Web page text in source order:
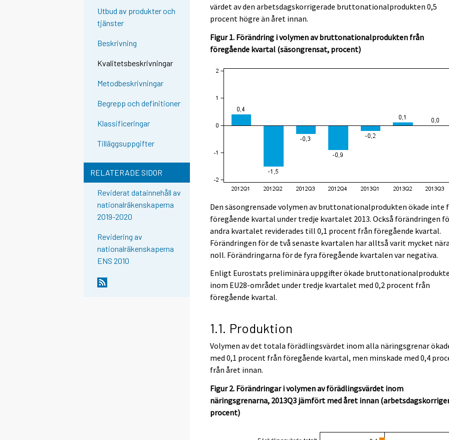
Utbud av produkter och
tjänster
Beskrivning
Kvalitetsbeskrivningar
Metodbeskrivningar
Begrepp och definitioner
Klassificeringar
Tilläggsuppgifter
RELATERADE SIDOR
Reviderat datainnehåll av
nationalräkenskaperna
2019-2020
Revidering av
nationalräkenskaperna
ENS 2010
värdet av den arbetsdagskorrigerade bruttonationalprodukten 0,5
procent högre än året innan.
Figur 1. Förändring i volymen av bruttonationalprodukten från
föregående kvartal (säsongrensat, procent)
Den säsongrensade volymen av bruttonationalprodukten ökade inte
föregående kvartal under tredje kvartalet 2013. Också förändringen
andra kvartalet reviderades till 0,1 procent från föregående kvartal.
Förändringen för de två senaste kvartalen har alltså varit mycket
noll. Förändringarna för de fyra föregående kvartalen var negativa.
Enligt Eurostats preliminära uppgifter ökade
inom EU28-området under tredje kvartalet med 0,2 procent från
föregående kvartal.
1.1. Produktion
Volymen av det totala förädlingsvärdet inom alla näringsgrenar
med 0,1 procent från föregående kvartal, men minskade med 0,4
från året innan.
Figur 2. Förändringar i volymen av förädlingsvärdet inom
näringsgrenarna, 2013Q3 jämfört med året innan
procent)